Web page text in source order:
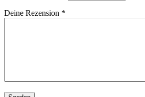
Deine Rezension *